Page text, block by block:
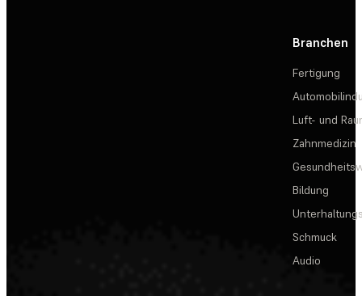
Branchen
Fertigung
Luft- und
Zahnmedizin
Bildung
Schmuck
Audio